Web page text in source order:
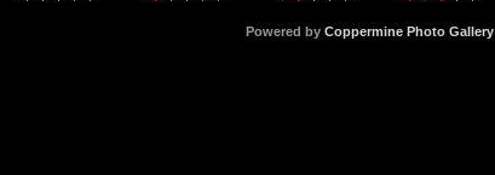
Powered by Coppermine Photo Gallery